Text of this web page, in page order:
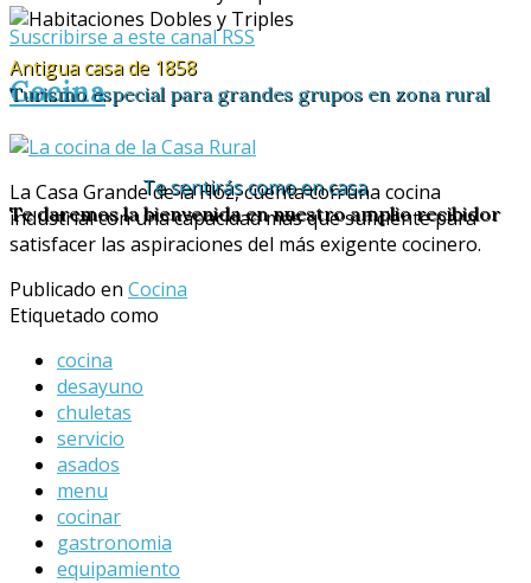
Antigua casa de 1858
Turismo especial para grandes grupos en zona rural
Te sentirás como en casa
Te daremos la bienvenida en nuestro amplio recibidor
Suscribirse a este canal RSS
Cocina
La Casa Grande de la Hoz, cuenta con una cocina
industrial con una capacidad más que suficiente para
satisfacer las aspiraciones del más exigente cocinero.
Publicado en Cocina
Etiquetado como
cocina
desayuno
chuletas
servicio
asados
menu
cocinar
gastronomia
equipamiento